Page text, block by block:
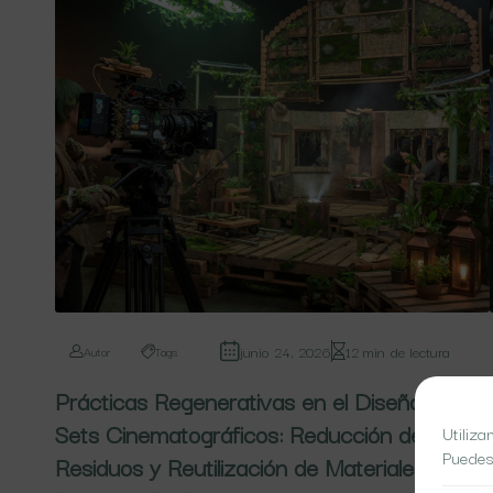
Autor Tags junio 24, 2026 12 min de lectura
Prácticas Regenerativas en el Diseño de
Sets Cinematográficos: Reducción de
Residuos y Reutilización de Materiales en la